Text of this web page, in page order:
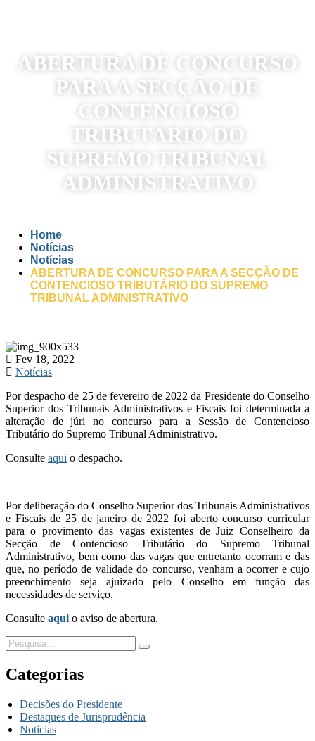
ABERTURA DE CONCURSO
PARA A SECÇÃO DE
CONTENCIOSO
TRIBUTÁRIO DO
SUPREMO TRIBUNAL
ADMINISTRATIVO
Home
Notícias
Notícias
ABERTURA DE CONCURSO PARA A SECÇÃO DE
CONTENCIOSO TRIBUTÁRIO DO SUPREMO
TRIBUNAL ADMINISTRATIVO
Fev 18, 2022
Notícias
Por despacho de 25 de fevereiro de 2022 da Presidente do Conselho
Superior dos Tribunais Administrativos e Fiscais foi determinada a
alteração de júri no concurso para a Sessão de Contencioso
Tributário do Supremo Tribunal Administrativo.
Consulte aqui o despacho.
Por deliberação do Conselho Superior dos Tribunais Administrativos
e Fiscais de 25 de janeiro de 2022 foi aberto concurso curricular
para o provimento das vagas existentes de Juiz Conselheiro da
Secção de Contencioso Tributário do Supremo Tribunal
Administrativo, bem como das vagas que entretanto ocorram e das
que, no período de validade do concurso, venham a ocorrer e cujo
preenchimento seja ajuizado pelo Conselho em função das
necessidades de serviço.
Consulte aqui o aviso de abertura.
Categorias
Decisões do Presidente
Destaques de Jurisprudência
Notícias